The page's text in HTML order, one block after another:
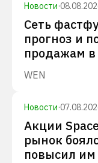
Новости·
Сеть
прогноз и
продажам
WEN
Новости·
Акции
рынок
повысил им